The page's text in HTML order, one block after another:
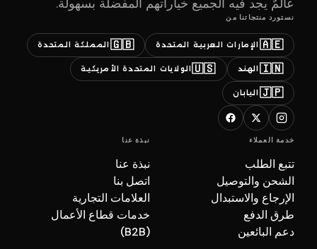
نستورد منتجاتنا من
🇦🇪 الإمارات العربية المتحدة 🇬🇧 المملكة المتحدة
🇮🇳 الهند 🇺🇸الولايات المتحدة الأمريكية
🇯🇵 اليابان
خدمة العملاء
تتبع الطلب
الشحن والتوصيل
الإرجاع والاستبدال
طرق الدفع
دعم البائعين
نبذة عنا
نبذة عنا
اتصل بنا
العلامات التجارية
خدمات قطاع الأعمال
(B2B)